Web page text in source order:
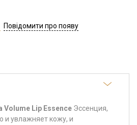
Повідомити про появу
Volume Lip Essence Эссенция,
и увлажняет кожу, и